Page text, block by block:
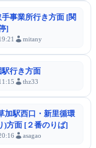
事業所行き方面 [関
]
mitany
行き方面
thz33
加駅西口・新里循環
)方面 [２番のりば]
asagao